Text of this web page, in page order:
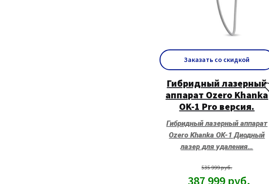
Заказать со скидкой
Гибридный лазерный
аппарат Ozero Khanka
OK-1 Pro версия.
Гибридный лазерный аппарат
Ozero Khanka OK-1 Диодный
лазер для удаления…
535 999руб.
387 999 руб.